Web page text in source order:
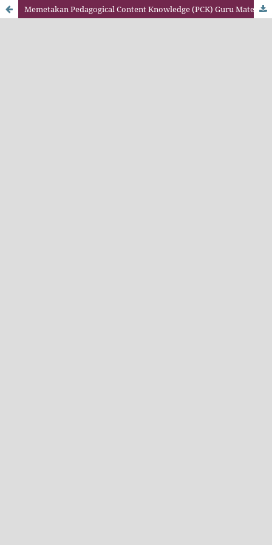
Memetakan Pedagogical Content Knowledge (PCK) Guru Matematika SMP: Sebuah Studi Komparatif